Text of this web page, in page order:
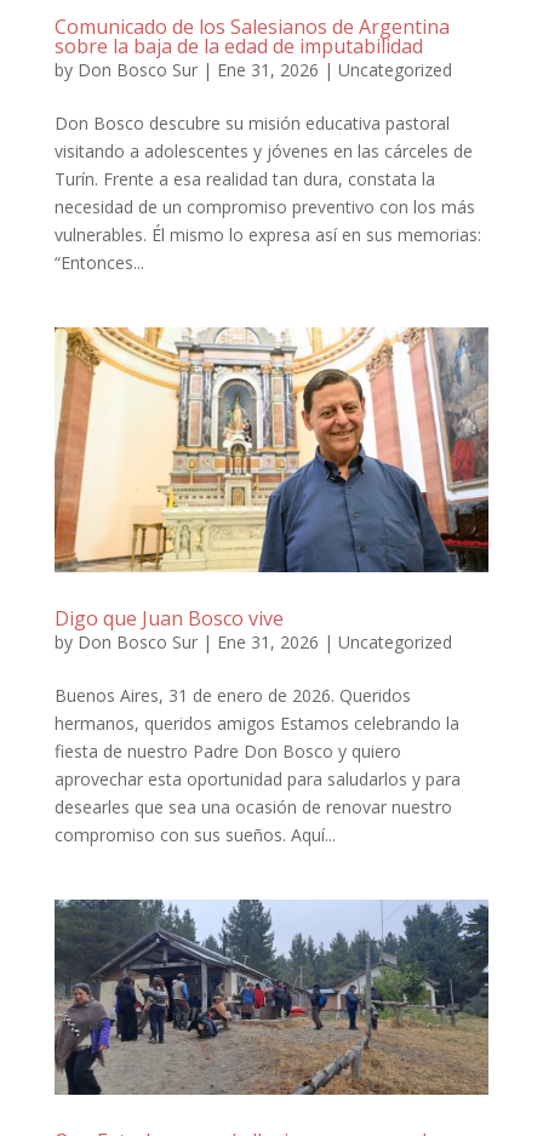
Comunicado de los Salesianos de Argentina
sobre la baja de la edad de imputabilidad
by Don Bosco Sur| Ene 31, 2026 | Uncategorized
Don Bosco descubre su misión educativa pastoral
visitando a adolescentes y jóvenes en las cárceles de
Turín. Frente a esa realidad tan dura, constata la
necesidad de un compromiso preventivo con los más
vulnerables. Él mismo lo expresa así en sus memorias:
“Entonces...
Digo que Juan Bosco vive
by Don Bosco Sur| Ene 31, 2026 | Uncategorized
Buenos Aires, 31 de enero de 2026. Queridos
hermanos, queridos amigos Estamos celebrando la
fiesta de nuestro Padre Don Bosco y quiero
aprovechar esta oportunidad para saludarlos y para
desearles que sea una ocasión de renovar nuestro
compromiso con sus sueños. Aquí...